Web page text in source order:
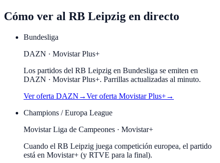
Cómo ver al RB Leipzig en directo
Bundesliga
DAZN · Movistar Plus+
Los partidos del RB Leipzig en Bundesliga se emiten en
DAZN · Movistar Plus+. Parrillas actualizadas al minuto.
Ver oferta DAZN →Ver oferta Movistar Plus+→
Champions / Europa League
Movistar Liga de Campeones · Movistar+
Cuando el RB Leipzig juega competición europea, el partido
está en Movistar+ (y RTVE para la final).